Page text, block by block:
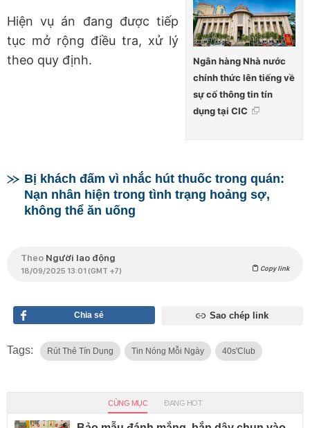
Ngân hàng Nhà nước
chính thức lên tiếng về
sự cố thông tin tín
dụng tại CIC
Hiện vụ án đang được tiếp
tục mở rộng điều tra, xử lý
theo quy định.
Bị khách đấm vì nhắc hút thuốc trong quán:
Nạn nhân hiện trong tình trạng hoảng sợ,
không thể ăn uống
Theo Người lao động
18/09/2025 13:01 (GMT +7) Copy link
Chia sẻ Sao chép link
Tags: Rút Thẻ Tín Dụng Tin Nóng Mỗi Ngày 40s'Club
CÙNG MỤC ĐANG HOT